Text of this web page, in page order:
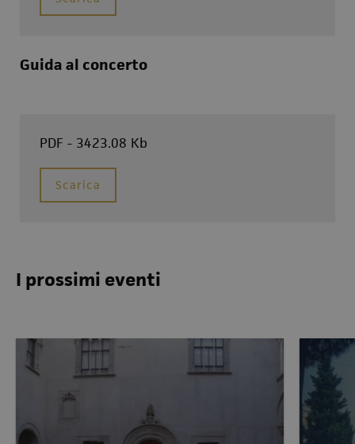
Guida al concerto
PDF - 3423.08 Kb
Scarica
I prossimi eventi